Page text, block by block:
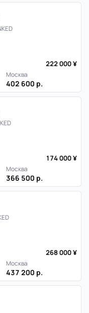
222 000 ¥
Москва
402 600 р.
174 000 ¥
Москва
366 500 р.
268 000 ¥
Москва
437 200 р.